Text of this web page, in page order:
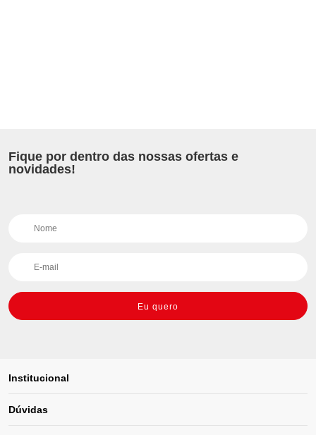
Fique por dentro das nossas ofertas e
novidades!
Eu quero
Institucional
Dúvidas